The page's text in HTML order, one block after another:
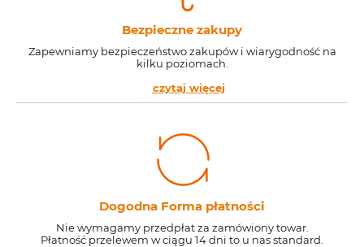
Bezpieczne zakupy
Zapewniamy bezpieczeństwo zakupów i wiarygodność na
kilku poziomach.
czytaj więcej
Dogodna Forma płatności
Nie wymagamy przedpłat za zamówiony towar.
Płatność przelewem w ciągu 14 dni to u nas standard.